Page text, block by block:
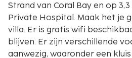
Strand van Coral Bay en op
Private Hospital. Maak het je
villa. Er is gratis wifi
blijven. Er zijn verschillende
aanwezig, waaronder een